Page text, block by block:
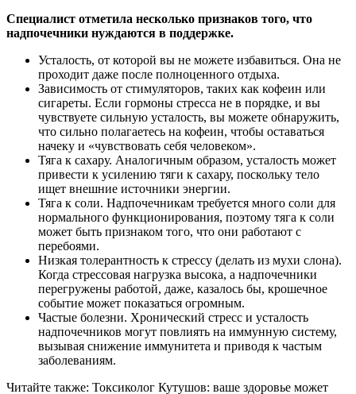
Специалист отметила несколько признаков того, что
надпочечники нуждаются в поддержке.
Усталость, от которой вы не можете избавиться. Она не
проходит даже после полноценного отдыха.
Зависимость от стимуляторов, таких как кофеин или
сигареты. Если гормоны стресса не в порядке, и вы
чувствуете сильную усталость, вы можете обнаружить,
что сильно полагаетесь на кофеин, чтобы оставаться
начеку и «чувствовать себя человеком».
Тяга к сахару. Аналогичным образом, усталость может
привести к усилению тяги к сахару, поскольку тело
ищет внешние источники энергии.
Тяга к соли. Надпочечникам требуется много соли для
нормального функционирования, поэтому тяга к соли
может быть признаком того, что они работают с
перебоями.
Низкая толерантность к стрессу (делать из мухи слона).
Когда стрессовая нагрузка высока, а надпочечники
перегружены работой, даже, казалось бы, крошечное
событие может показаться огромным.
Частые болезни. Хронический стресс и усталость
надпочечников могут повлиять на иммунную систему,
вызывая снижение иммунитета и приводя к частым
заболеваниям.
Читайте также: Токсиколог Кутушов: ваше здоровье может